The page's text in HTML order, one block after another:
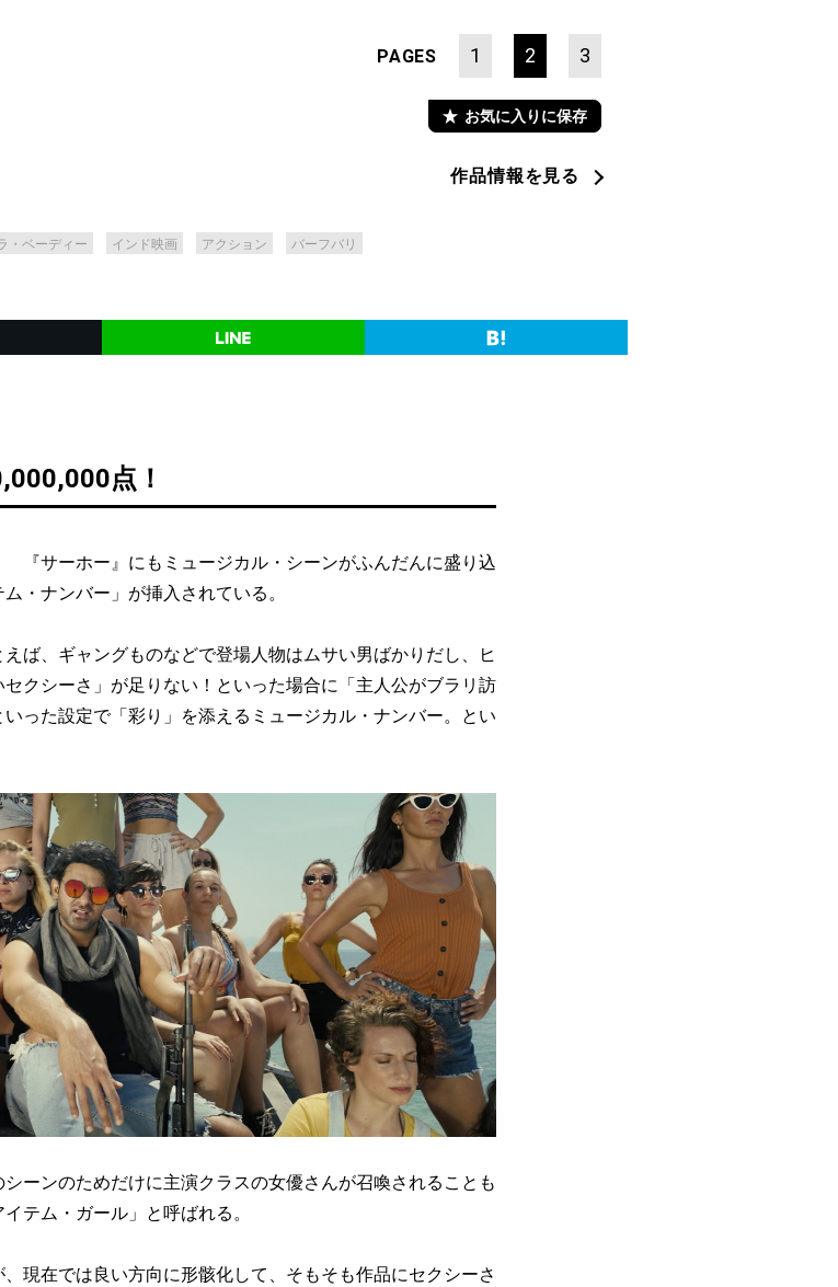
PAGES 1 2 3
お気に入りに保存
・ベーディー インド映画 アクション バーフバリ
作品情報を見る
点！
サーホー』にもミュージカル・シーンがふんだんに盛り込
・ナンバー」が挿入されている。
ば、ギャングものなどで登場人物はムサい男ばかりだし、ヒ
クシーさ」が足りない！といった場合に「主人公がブラリ訪
った設定で「彩り」を添えるミュージカル・ナンバー。とい
ーンのためだけに主演クラスの女優さんが召喚されることも
テム・ガール」と呼ばれる。
現在では良い方向に形骸化して、そもそも作品にセクシーさ